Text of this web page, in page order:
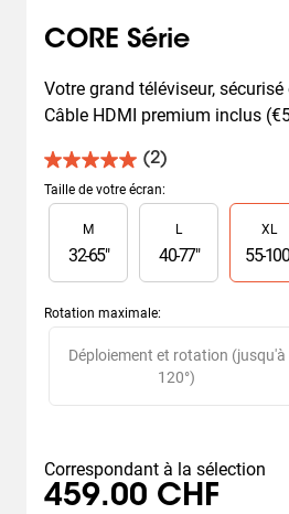
CORE Série
Votre grand téléviseur,
Câble HDMI premium inclus
(2)
5.0
sur
5
étoiles.
avis
Taille de votre écran:
Slide 1 of 4
M
32-65"
L
40-77"
XL
55-100
Rotation maximale:
Slide 1 of 2
Déploiement et rotation (jusqu'à
120°)
Correspondant à la sélection
459.00 CHF